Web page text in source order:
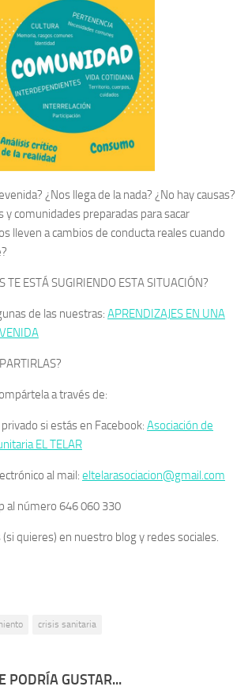
¿Nos llega de la nada? ¿No hay causas?
y comunidades preparadas para sacar
lleven a cambios de conducta reales cuando
TE ESTÁ SUGIRIENDO ESTA SITUACIÓN?
de las nuestras: APRENDIZAJES EN UNA
a través de:
si estás en Facebook: Asociación de
EL TELAR
al mail: eltelarasociacion@gmail.com
número 646 060 330
quieres) en nuestro blog y redes sociales.
crisis sanitaria
PODRÍA GUSTAR...